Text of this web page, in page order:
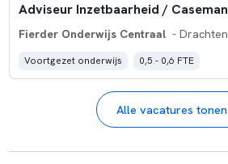
Fierder Onderwijs Centraal - Drachten
Voortgezet onderwijs 0,5 - 0,6 FTE
Alle vacatures tonen